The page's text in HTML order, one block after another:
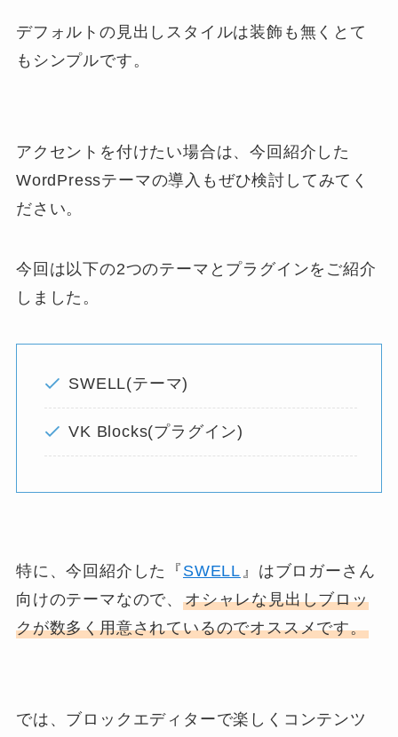
デフォルトの見出しスタイルは装飾も無くとて
もシンプルです。
アクセントを付けたい場合は、今回紹介した
WordPressテーマの導入もぜひ検討してみてく
ださい。
今回は以下の2つのテーマとプラグインをご紹介
しました。
SWELL(テーマ)
VK Blocks(プラグイン)
特に、今回紹介した『 SWELL 』はブロガーさん
向けのテーマなので、 オシャレな見出しブロッ
クが数多く用意されているのでオススメです。
では、ブロックエディターで楽しくコンテンツ